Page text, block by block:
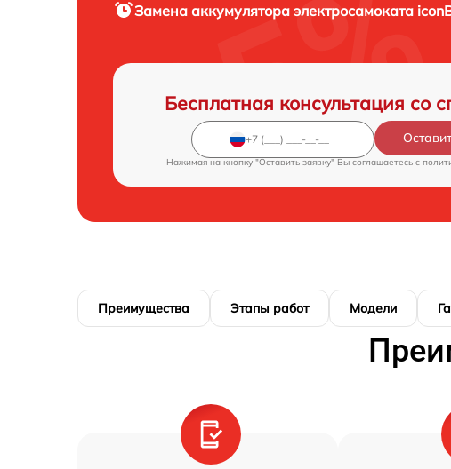
Замена аккумулятора электросамоката
Бесплатная консультация со
Нажимая на кнопку "Оставить заявку" Вы соглашаетесь c
Преимущества Этапы работ Модели